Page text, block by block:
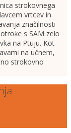
strokovnega
vrtcev in
značilnosti
s SAM zelo
na Ptuju. Kot
na učnem,
strokovno